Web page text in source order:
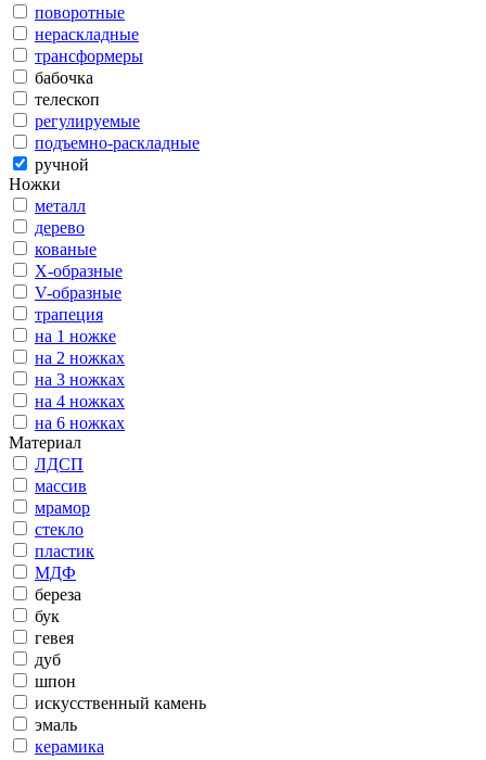
поворотные
нераскладные
трансформеры
бабочка
телескоп
регулируемые
подъемно-раскладные
ручной
Ножки
металл
дерево
кованые
X-образные
V-образные
трапеция
на 1 ножке
на 2 ножках
на 3 ножках
на 4 ножках
на 6 ножках
Материал
ЛДСП
массив
мрамор
стекло
пластик
МДФ
береза
бук
гевея
дуб
шпон
искусственный камень
эмаль
керамика